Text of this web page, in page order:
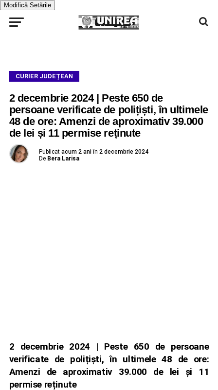
Modifică Setările
CURIER JUDEȚEAN
2 decembrie 2024 | Peste 650 de
persoane verificate de polițiști, în ultimele
48 de ore: Amenzi de aproximativ 39.000
de lei și 11 permise reținute
Publicat acum 2 ani în 2 decembrie 2024
De Bera Larisa
2 decembrie 2024 | Peste 650 de persoane
verificate de polițiști, în ultimele 48 de ore:
Amenzi de aproximativ 39.000 de lei și 11
permise reținute